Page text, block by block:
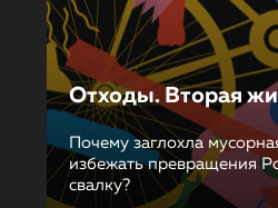
Отходы. Вторая
Почему заглохла
избежать превращения
свалку?